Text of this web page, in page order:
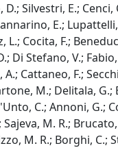
D.; Silvestri, E.;
E.;
Cocita, F.;
Di Stefano, V.;
Cattaneo, F.;
M.; Delitala,
C.; Annoni, G.;
M. R.;
M. R.; Borghi, C.;